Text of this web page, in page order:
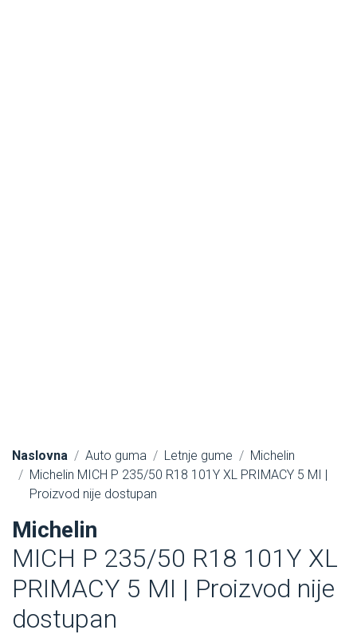
Naslovna Auto guma Letnje gume
Michelin
Michelin MICH P 235/50 R18 101Y XL PRIMACY 5 MI |
Proizvod nije dostupan
Michelin
MICH P 235/50 R18 101Y XL
PRIMACY 5 MI | Proizvod nije
dostupan